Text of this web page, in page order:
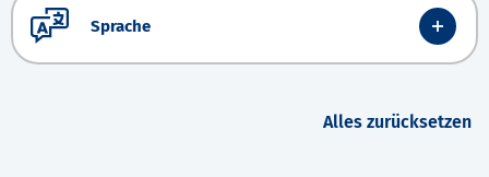
Sprache
Alles zurücksetzen